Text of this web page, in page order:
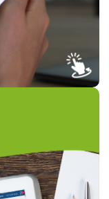
MÁS
diferentes
o grupo de
y recursos
además un